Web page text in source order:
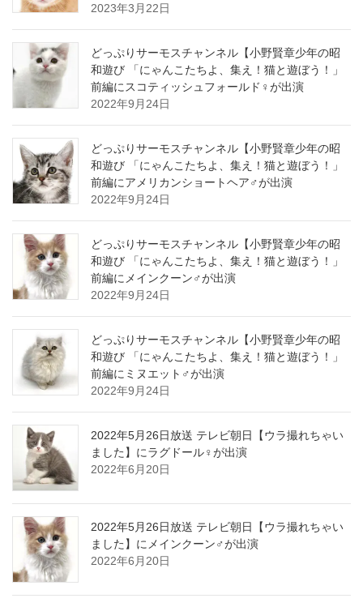
2023年3月22日
どっぷりサーモスチャンネル【小野賢章少年の昭
和遊び 「にゃんこたちよ、集え！猫と遊ぼう！」
前編にスコティッシュフォールド♀が出演
2022年9月24日
どっぷりサーモスチャンネル【小野賢章少年の昭
和遊び 「にゃんこたちよ、集え！猫と遊ぼう！」
前編にアメリカンショートヘア♂が出演
2022年9月24日
どっぷりサーモスチャンネル【小野賢章少年の昭
和遊び 「にゃんこたちよ、集え！猫と遊ぼう！」
前編にメインクーン♂が出演
2022年9月24日
どっぷりサーモスチャンネル【小野賢章少年の昭
和遊び 「にゃんこたちよ、集え！猫と遊ぼう！」
前編にミヌエット♂が出演
2022年9月24日
2022年5月26日放送 テレビ朝日【ウラ撮れちゃい
ました】にラグドール♀が出演
2022年6月20日
2022年5月26日放送 テレビ朝日【ウラ撮れちゃい
ました】にメインクーン♂が出演
2022年6月20日